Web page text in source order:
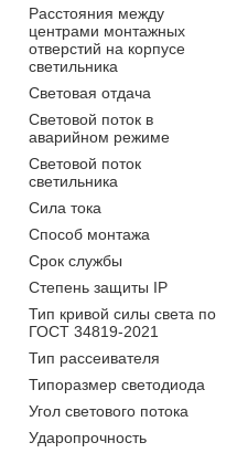
Расстояния между
центрами монтажных
отверстий на корпусе
светильника
Световая отдача
Световой поток в
аварийном режиме
Световой поток
светильника
Сила тока
Способ монтажа
Срок службы
Степень защиты IP
Тип кривой силы света по
ГОСТ 34819-2021
Тип рассеивателя
Типоразмер светодиода
Угол светового потока
Ударопрочность